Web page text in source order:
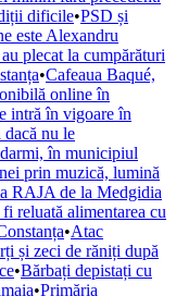
dificile•PSD și
este Alexandru
plecat la cumpărături
•Cafeaua Baqué,
online în
intră în vigoare în
nu le
în municipiul
prin muzică, lumină
RAJA de la Medgidia
reluată alimentarea cu
•Atac
și zeci de răniți după
•Bărbați depistați cu
•Primăria